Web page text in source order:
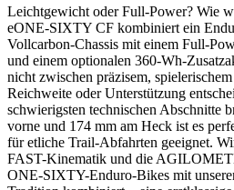
Leichtgewicht oder Full-Power? Wie
eONE-SIXTY CF kombiniert ein
Vollcarbon-Chassis mit einem Full-
und einem optionalen 360-Wh-
nicht zwischen präzisem,
Reichweite oder Unterstützung
schwierigsten technischen Abschnitte
vorne und 174 mm am Heck ist es
für etliche Trail-Abfahrten geeignet.
FAST-Kinematik und die
ONE-SIXTY-Enduro-Bikes mit